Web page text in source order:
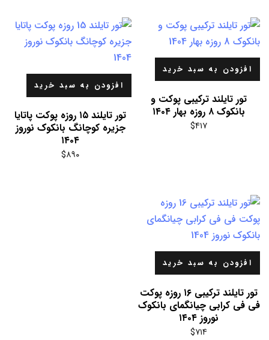
افزودن به سبد خرید
تور تایلند ترکیبی پوکت و
بانکوک ۸ روزه بهار ۱۴۰۴
$۴۱۷
افزودن به سبد خرید
تور تایلند ۱۵ روزه پوکت پاتایا
جزیره کوچانگ بانکوک نوروز
۱۴۰۴
$۸۹۰
افزودن به سبد خرید
تور تایلند ترکیبی ۱۶ روزه پوکت
فی فی کرابی چیانگمای بانکوک
نوروز ۱۴۰۴
$۷۱۴